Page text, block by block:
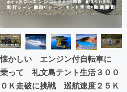
ビジネス・起業
まちづくり・地域活性化
CAMPFIRE for Social Good
懐かしい エンジン付自転車に
乗って 礼文島テント生活３００
０Ｋ走破に挑戦 巡航速度２５Ｋ